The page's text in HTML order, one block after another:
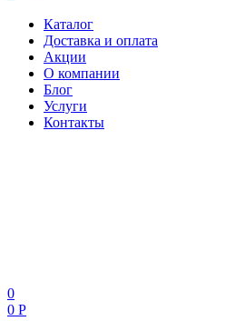
Каталог
Доставка и оплата
Акции
О компании
Блог
Услуги
Контакты
0
0 Р